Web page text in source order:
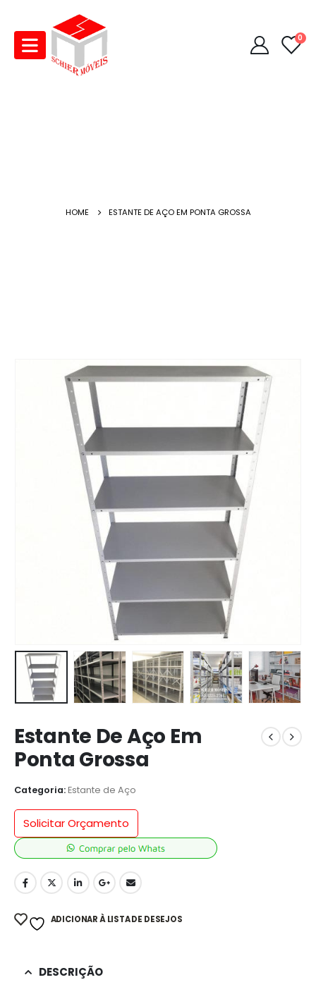
0
HOME ESTANTE DE AÇO EM PONTA GROSSA
Estante De Aço Em
Ponta Grossa
Categoria:Estante de Aço
Solicitar Orçamento
ADICIONAR À LISTA DE DESEJOS
DESCRIÇÃO